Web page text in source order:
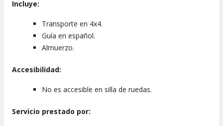
Incluye:
Transporte en 4x4.
Guía en español.
Almuerzo.
Accesibilidad:
No es accesible en silla de ruedas.
Servicio prestado por: